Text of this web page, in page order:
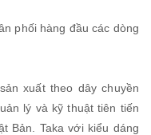
phối hàng đầu các dòng
xuất theo dây chuyền
lý và kỹ thuật tiên tiến
Bản. Taka với kiểu dáng